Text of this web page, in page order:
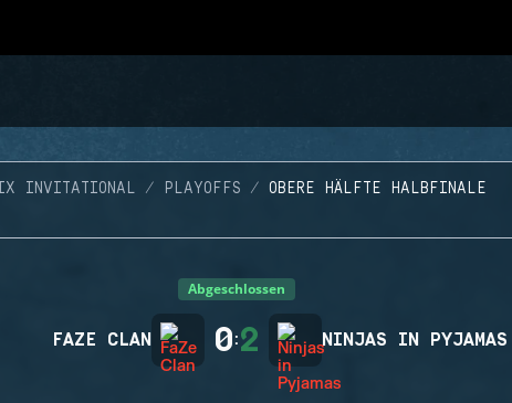
INVITATIONAL PLAYOFFS OBERE HÄLFTE HALBFINALE
Abgeschlossen
FAZE CLAN 0:2 NINJAS IN PYJAMAS